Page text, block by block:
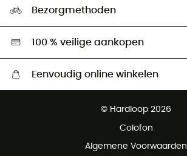
Ambassadeurs
Hardgreen
Bezorgmethoden
100 % veilige aankopen
Eenvoudig online winkelen
Gratis retourneren binnen 100 dagen
© Hardloop 2026
Colofon
Algemene Voorwaarden